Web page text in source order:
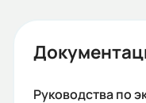
Руководства по